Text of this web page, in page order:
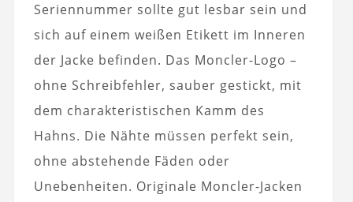
Seriennummer sollte gut lesbar sein und
sich auf einem weißen Etikett im Inneren
der Jacke befinden. Das Moncler-Logo –
ohne Schreibfehler, sauber gestickt, mit
dem charakteristischen Kamm des
Hahns. Die Nähte müssen perfekt sein,
ohne abstehende Fäden oder
Unebenheiten. Originale Moncler-Jacken